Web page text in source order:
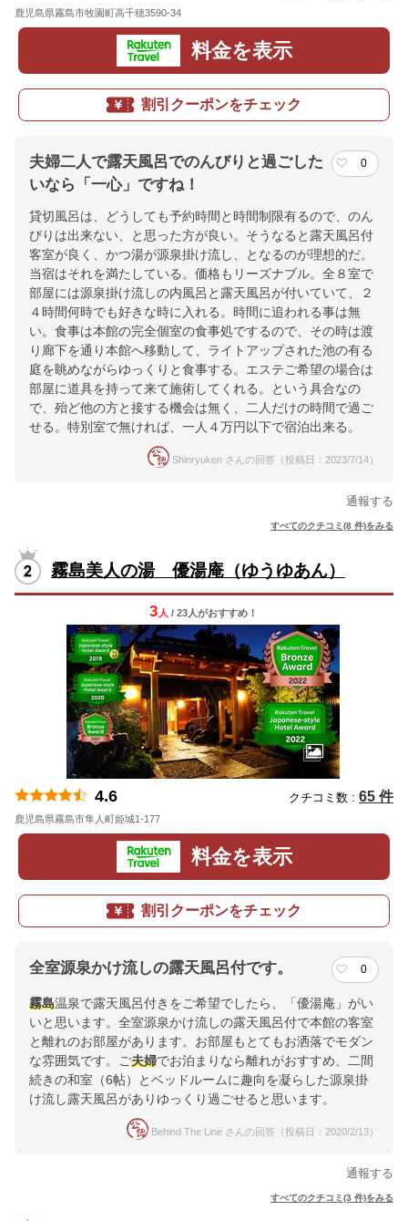
鹿児島県霧島市牧園町高千穂3590-34
料金を表示
割引クーポンをチェック
夫婦二人で露天風呂でのんびりと過ごした
いなら「一心」ですね！
0
貸切風呂は、どうしても予約時間と時間制限有るので、のん
びりは出来ない、と思った方が良い。そうなると露天風呂付
客室が良く、かつ湯が源泉掛け流し、となるのが理想的だ。
当宿はそれを満たしている。価格もリーズナブル。全８室で
部屋には源泉掛け流しの内風呂と露天風呂が付いていて、２
４時間何時でも好きな時に入れる。時間に追われる事は無
い。食事は本館の完全個室の食事処でするので、その時は渡
り廊下を通り本館へ移動して、ライトアップされた池の有る
庭を眺めながらゆっくりと食事する。エステご希望の場合は
部屋に道具を持って来て施術してくれる。という具合なの
で、殆ど他の方と接する機会は無く、二人だけの時間で過ご
せる。特別室で無ければ、一人４万円以下で宿泊出来る。
Shinryuken さんの回答（投稿日：2023/7/14）
通報する
すべてのクチコミ(8 件)をみる
霧島美人の湯 優湯庵（ゆうゆあん）
3 人 / 23人がおすすめ！
4.6 クチコミ数 : 65 件
鹿児島県霧島市隼人町姫城1-177
料金を表示
割引クーポンをチェック
全室源泉かけ流しの露天風呂付です。 0
霧島温泉で露天風呂付きをご希望でしたら、「優湯庵」がい
いと思います。全室源泉かけ流しの露天風呂付で本館の客室
と離れのお部屋があります。お部屋もとてもお洒落でモダン
な雰囲気です。ご夫婦でお泊まりなら離れがおすすめ、二間
続きの和室（6帖）とベッドルームに趣向を凝らした源泉掛
け流し露天風呂がありゆっくり過ごせると思います。
Behind The Line さんの回答（投稿日：2020/2/13）
通報する
すべてのクチコミ(3 件)をみる